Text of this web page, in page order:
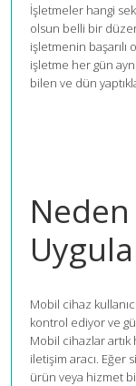
İşletmeler hangi
olsun belli bir
işletmenin başarılı
işletme her gün
bilen ve dün
Mobil cihaz
kontrol ediyor ve
Mobil cihazlar artık
iletişim aracı. Eğer
ürün veya hizmet